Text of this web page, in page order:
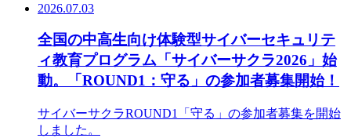
2026.07.03
全国の中高生向け体験型サイバーセキュリテ
ィ教育プログラム「サイバーサクラ2026」始
動。「ROUND1：守る」の参加者募集開始！
サイバーサクラROUND1「守る」の参加者募集を開始
しました。